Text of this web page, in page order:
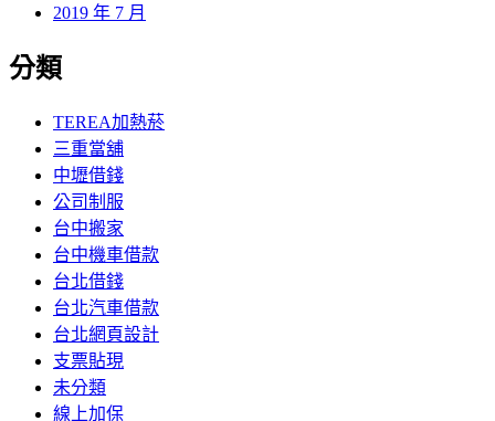
2019 年 7 月
分類
TEREA加熱菸
三重當舖
中壢借錢
公司制服
台中搬家
台中機車借款
台北借錢
台北汽車借款
台北網頁設計
支票貼現
未分類
線上加保